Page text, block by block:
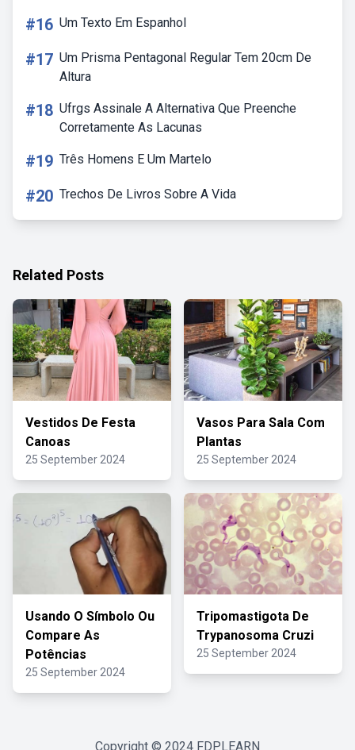
#16 Um Texto Em Espanhol
#17 Um Prisma Pentagonal Regular Tem 20cm De
Altura
#18 Ufrgs Assinale A Alternativa Que Preenche
Corretamente As Lacunas
#19 Três Homens E Um Martelo
#20 Trechos De Livros Sobre A Vida
Related Posts
Vestidos De Festa
Canoas
25 September 2024
Vasos Para Sala Com
Plantas
25 September 2024
Usando O Símbolo Ou
Compare As
Potências
25 September 2024
Tripomastigota De
Trypanosoma Cruzi
25 September 2024
Copyright © 2024 FDPLEARN